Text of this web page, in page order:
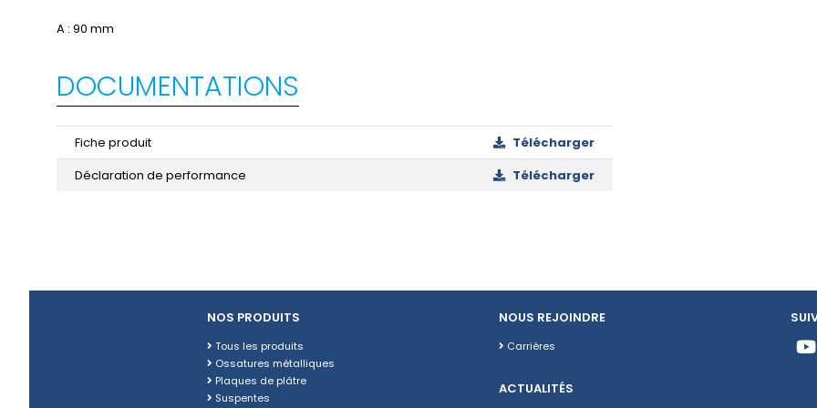
A : 90 mm
DOCUMENTATIONS
Fiche produit
Télécharger
Déclaration de performance
Télécharger
NOS PRODUITS
Tous les produits
Ossatures métalliques
Plaques de plâtre
Suspentes
NOUS REJOINDRE
Carrières
ACTUALITÉS